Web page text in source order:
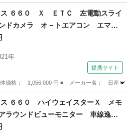
ス ６６０ Ｘ ＥＴＣ 左電動スライ
ドカメラ オ－トエアコン エマ－
レ－キ カーナビ 定期点検記録
き ワンオーナー車 キーフリー
ドウ カーテンエアバッグ メモリ
年
提携サイト
価格： 1,056,000 円 ■ メーカー名： 日産
ス ６６０ ハイウェイスターＸ メモ
ラウンドビューモニター 車線逸脱
エアコン アルミホイール 両側パ